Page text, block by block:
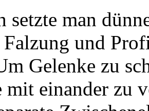
setzte man
und
Gelenke zu
mit einander zu